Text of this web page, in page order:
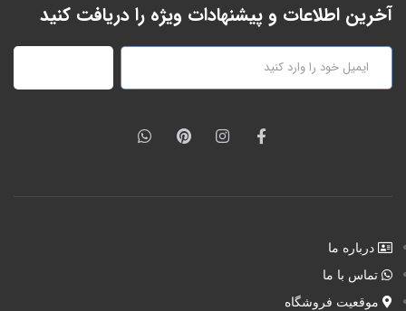
آخرین اطلاعات و پیشنهادات ویژه را دریافت کنید
درباره ما
تماس با ما
موقعیت فروشگاه